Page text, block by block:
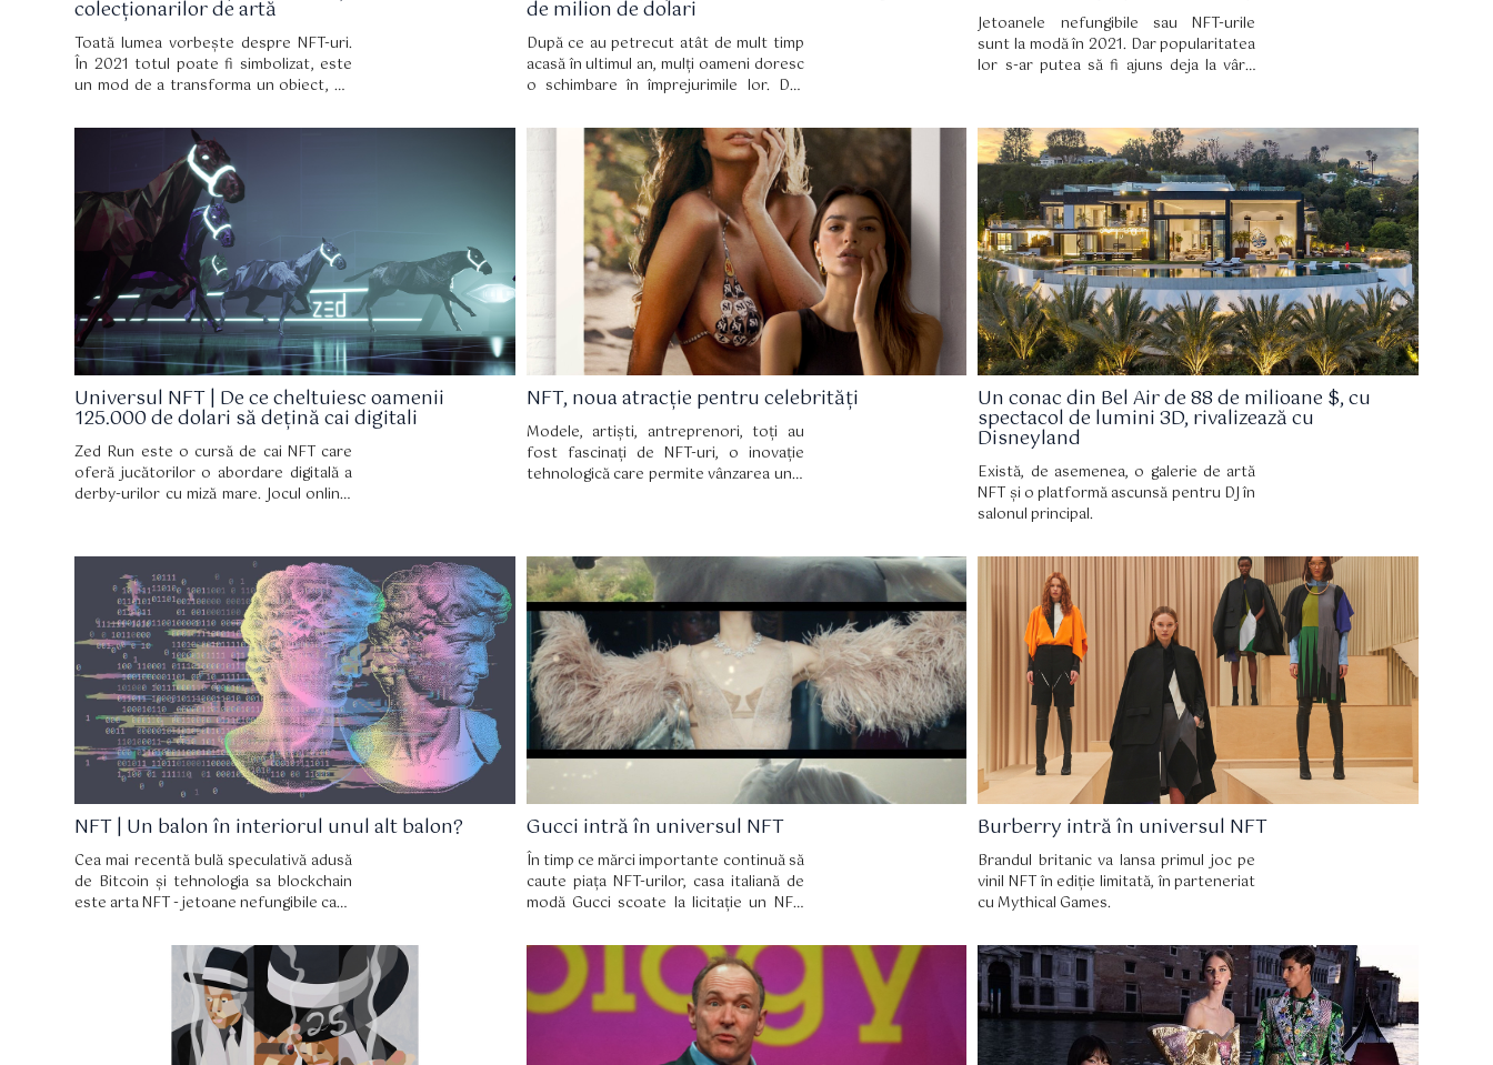
colecționarilor de artă
Toată lumea vorbește despre NFT-uri.
În 2021 totul poate fi simbolizat, este
un mod de a transforma un obiect, un
un simbol care poate câștiga sau pierde
de milion de dolari
După ce au petrecut atât de mult timp
acasă în ultimul an, mulți oameni doresc
o schimbare în împrejurimile lor. Dar
renovări creative nu reușesc să îi facă
să depășească aceasta stare de
angoasă, există acum o alternativă
extremă: casa digitală.
Jetoanele nefungibile sau NFT-urile
sunt la modă în 2021. Dar popularitatea
lor s-ar putea să fi ajuns deja la vârf.
în colecții le de artă în acest an, au
scăzut cu aproximativ 70% după ce au
atins punctul culminant în luna
februarie.
Universul NFT | De ce cheltuiesc oamenii
125.000 de dolari să dețină cai digitali
Zed Run este o cursă de cai NFT care
oferă jucătorilor o abordare digitală a
derby-urilor cu miză mare. Jocul online,
digitală a calului, precum și aproape
orice v-ați dori să faceți cu un „cripto-
cal”, cum ar fi să-l înscrieți la curse, să-l
vindeți sau chiar să-l lăsați să se
reproducă.
NFT, noua atracție pentru celebrități
Modele, artiști, antreprenori, toți au
fost fascinați de NFT-uri, o inovație
tehnologică care permite vânzarea unei
Un conac din Bel Air de 88 de milioane $, cu
spectacol de lumini 3D, rivalizează cu
Disneyland
Există, de asemenea, o galerie de artă
NFT și o platformă ascunsă pentru DJ în
salonul principal.
NFT | Un balon în interiorul unul alt balon?
Cea mai recentă bulă speculativă adusă
de Bitcoin și tehnologia sa blockchain
este arta NFT - jetoane nefungibile care
nefungibile sunt registre unice și
autentice ale unui obiect de colecție în
ediție limitată. Se presupune că nu pot
fi contrafăcute, făcându-le o formă de
monedă atașată valorii obiectului.
Gucci intră în universul NFT
În timp ce mărci importante continuă să
caute piața NFT-urilor, casa italiană de
modă Gucci scoate la licitație un NFT,
a casei, într-o licitație online găzduită de
Christie's. NFT-ul a fost creat după
„Aria”, un film de patru minute produs
de cineastul Floria Sigismondi și de
directorul de creație Gucci Alessandro
Michele pentru a însoți un spectacol de
Burberry intră în universul NFT
Brandul britanic va lansa primul joc pe
vinil NFT în ediție limitată, în parteneriat
cu Mythical Games.